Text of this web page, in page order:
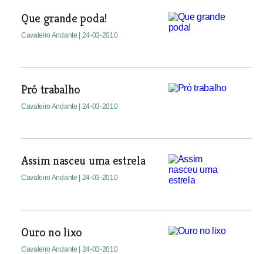
Que grande poda!
Cavaleiro Andante | 24-03-2010
Pró trabalho
Cavaleiro Andante | 24-03-2010
Assim nasceu uma estrela
Cavaleiro Andante | 24-03-2010
Ouro no lixo
Cavaleiro Andante | 24-03-2010